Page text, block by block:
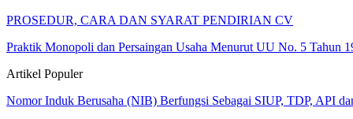
PROSEDUR, CARA DAN SYARAT PENDIRIAN CV
Praktik Monopoli dan Persaingan Usaha Menurut UU No. 5 Tahun
Artikel Populer
Nomor Induk Berusaha (NIB) Berfungsi Sebagai SIUP, TDP, API